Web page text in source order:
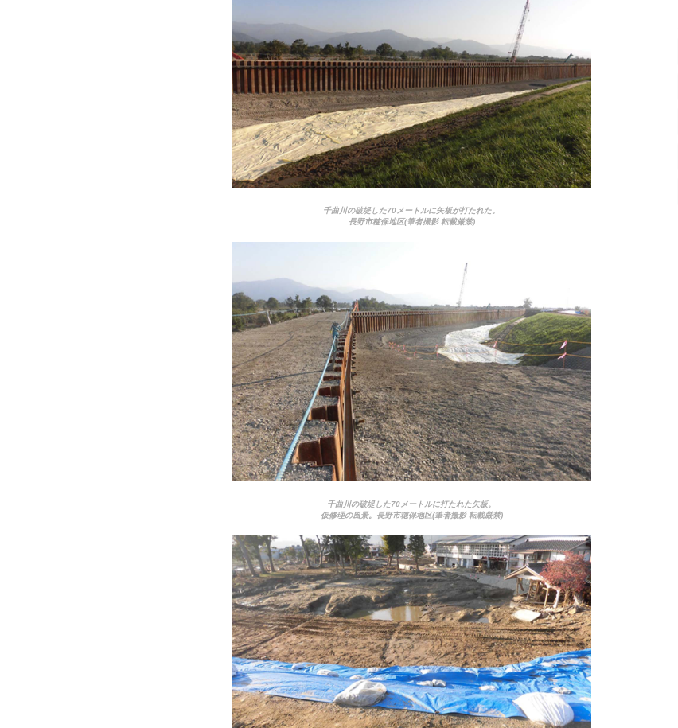
千曲川の破堤した70メートルに矢板が打たれた。
長野市穂保地区(筆者撮影 転載厳禁)
千曲川の破堤した70メートルに打たれた矢板。
仮修理の風景。長野市穂保地区(筆者撮影 転載厳禁)